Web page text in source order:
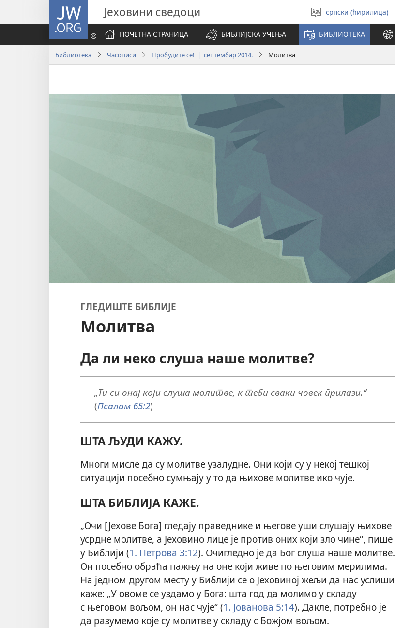
JW.ORG Јеховини сведоци
Изабери
језик
српски (ћирилица)
ПОЧЕТНА СТРАНИЦА
БИБЛИЈСКА УЧЕЊА БИБЛИОТЕКА
Библиотека Часописи Пробудите се! | септембар 2014. Молитва
ГЛЕДИШТЕ БИБЛИЈЕ
Молитва
Да ли неко слуша наше молитве?
„Тиси онај који слуша молитве, к теби сваки човек прилази.“
(Псалам 65:2)
ШТА ЉУДИ КАЖУ.
Многи мисле да су молитве узалудне. Они који су у некој тешкој
ситуацији посебно сумњају у то да њихове молитве ико чује.
ШТА БИБЛИЈА КАЖЕ.
„Очи [Јехове Бога] гледају праведнике и његове уши слушају њихове
усрдне молитве, а Јеховино лице је против оних који зло чине“, пише
у Библији (1. Петрова 3:12). Очигледно је да Бог слуша наше молитве.
Он посебно обраћа пажњу на оне који живе по његовим мерилима.
На једном другом месту у Библији се о Јеховиној жељи да нас услиши
каже: „У овоме се уздамо у Бога: шта год да молимо у складу
с његовом вољом, он нас чује“ (1. Јованова 5:14). Дакле, потребно је
да разумемо које су молитве у складу с Божјом вољом.